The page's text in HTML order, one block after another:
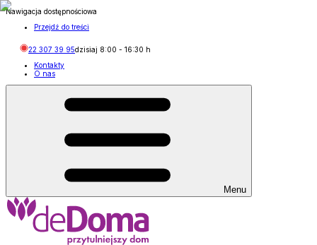
Nawigacja dostępnościowa
Przejdź do treści
22 307 39 95dzisiaj 8:00 - 16:30 h
Kontakty
O nas
Menu